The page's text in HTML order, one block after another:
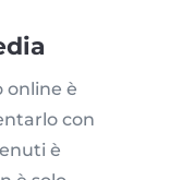
online è
con
è